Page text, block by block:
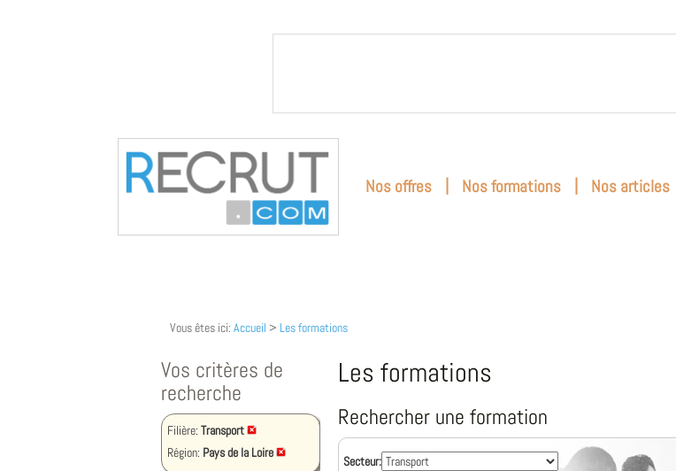
Nos offres | Nos formations | Nos articles
Vous êtes ici: Accueil > Les formations
Vos critères de
recherche
Filière: Transport
Région: Pays de la Loire
Les formations
Rechercher une formation
Secteur: